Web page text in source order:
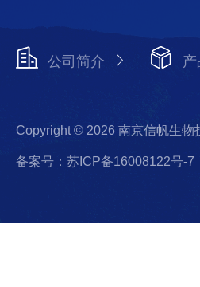
公司简介
Copyright © 2026 南京信帆生物
备案号：苏ICP备16008122号-7